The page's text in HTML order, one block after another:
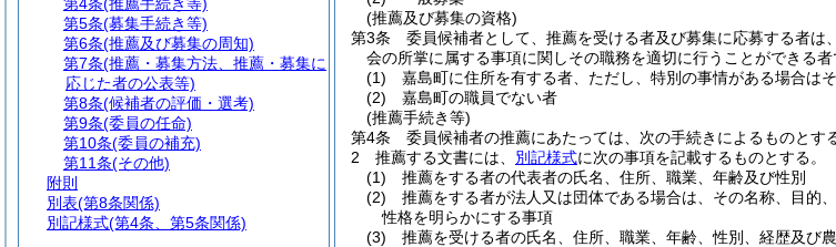
(推薦及び募集の資格)
第3条
委員候補者として、推薦を受ける者及び募集に応募する者
会の所掌に属する事項に関しその職務を適切に行うことができる者
(1)
嘉島町に住所を有する者、ただし、特別の事情がある場合はそ
(2)
嘉島町の職員でない者
(推薦手続き等)
第4条
委員候補者の推薦にあたっては、次の手続きによるものとする
2
推薦する文書には、 別記様式に次の事項を記載するものとする。
(1)
推薦をする者の代表者の氏名、住所、職業、年齢及び性別
(2)
推薦をする者が法人又は団体である場合は、その名称、目的
性格を明らかにする事項
(3)
推薦を受ける者の氏名、住所、職業、年齢、性別、経歴及び
第5条(募集手続き等)
第6条(推薦及び募集の周知)
第7条(推薦・募集方法、推薦・募集に
応じた者の公表等)
第8条(候補者の評価・選考)
第9条(委員の任命)
第10条(委員の補充)
第11条(その他)
附則
別表(第8条関係)
別記様式(第4条、第5条関係)